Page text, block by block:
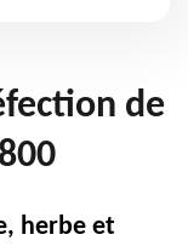
de
herbe et